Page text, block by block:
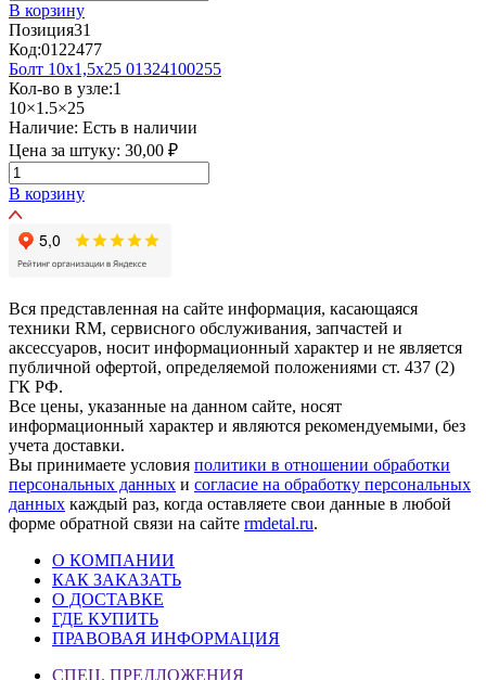
В корзину
Позиция31
Код:0122477
Болт 10х1,5х25 01324100255
Кол-во в узле:1
10×1.5×25
Наличие: Есть в наличии
Цена за штуку: 30,00 ₽
В корзину
Вся представленная на сайте информация, касающаяся
техники RM, сервисного обслуживания, запчастей и
аксессуаров, носит информационный характер и не является
публичной офертой, определяемой положениями ст. 437 (2)
ГК РФ.
Все цены, указанные на данном сайте, носят
информационный характер и являются рекомендуемыми, без
учета доставки.
Вы принимаете условия политики в отношении обработки
персональных данных и согласие на обработку персональных
данных каждый раз, когда оставляете свои данные в любой
форме обратной связи на сайте rmdetal.ru.
О КОМПАНИИ
КАК ЗАКАЗАТЬ
О ДОСТАВКЕ
ГДЕ КУПИТЬ
ПРАВОВАЯ ИНФОРМАЦИЯ
СПЕЦ. ПРЕДЛОЖЕНИЯ